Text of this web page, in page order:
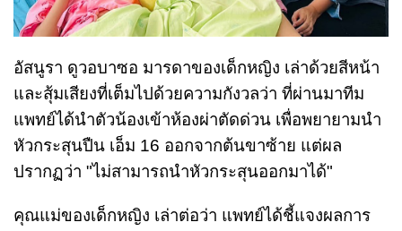
อัสนูรา ดูวอบาซอ มารดาของเด็กหญิง เล่าด้วยสีหน้า
และสุ้มเสียงที่เต็มไปด้วยความกังวลว่า ที่ผ่านมาทีม
แพทย์ได้นำตัวน้องเข้าห้องผ่าตัดด่วน เพื่อพยายามนำ
หัวกระสุนปืน เอ็ม 16 ออกจากต้นขาซ้าย แต่ผล
ปรากฏว่า "ไม่สามารถนำหัวกระสุนออกมาได้"
คุณแม่ของเด็กหญิง เล่าต่อว่า แพทย์ได้ชี้แจงผลการ